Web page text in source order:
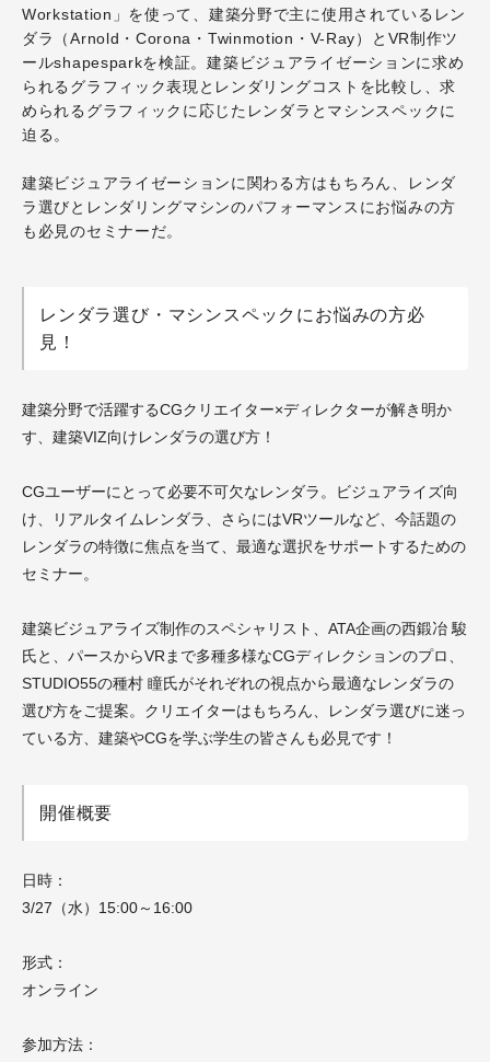
Workstation」を使って、建築分野で主に使用されているレン
ダラ（Arnold・Corona・Twinmotion・V-Ray）とVR制作ツ
ールshapesparkを検証。建築ビジュアライゼーションに求め
られるグラフィック表現とレンダリングコストを比較し、求
められるグラフィックに応じたレンダラとマシンスペックに
迫る。
建築ビジュアライゼーションに関わる方はもちろん、レンダ
ラ選びとレンダリングマシンのパフォーマンスにお悩みの方
も必見のセミナーだ。
レンダラ選び・マシンスペックにお悩みの方必
見！
建築分野で活躍するCGクリエイター×ディレクターが解き明か
す、建築VIZ向けレンダラの選び方！
CGユーザーにとって必要不可欠なレンダラ。ビジュアライズ向
け、リアルタイムレンダラ、さらにはVRツールなど、今話題の
レンダラの特徴に焦点を当て、最適な選択をサポートするための
セミナー。
建築ビジュアライズ制作のスペシャリスト、ATA企画の西鍛冶 駿
氏と、パースからVRまで多種多様なCGディレクションのプロ、
STUDIO55の種村 瞳氏がそれぞれの視点から最適なレンダラの
選び方をご提案。クリエイターはもちろん、レンダラ選びに迷っ
ている方、建築やCGを学ぶ学生の皆さんも必見です！
開催概要
日時：
3/27（水）15:00～16:00
形式：
オンライン
参加方法：